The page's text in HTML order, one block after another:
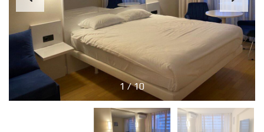
1/10